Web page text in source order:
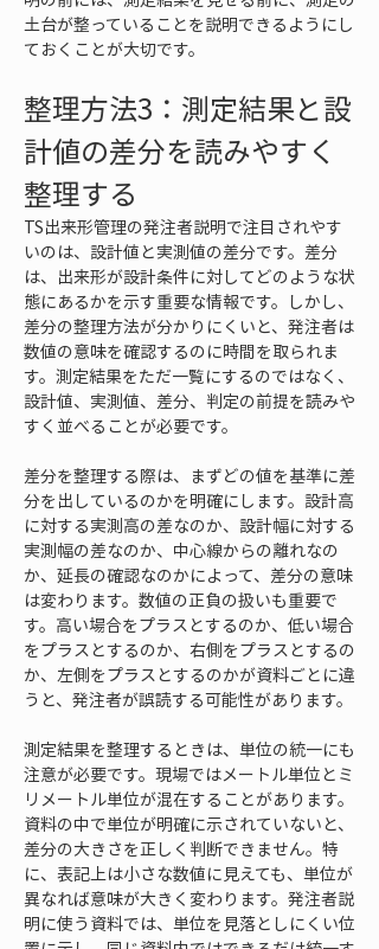
土台が整っていることを説明できるようにし
ておくことが大切です。
整理方法3：測定結果と設
計値の差分を読みやすく
整理する
TS出来形管理の発注者説明で注目されやす
いのは、設計値と実測値の差分です。差分
は、出来形が設計条件に対してどのような状
態にあるかを示す重要な情報です。しかし、
差分の整理方法が分かりにくいと、発注者は
数値の意味を確認するのに時間を取られま
す。測定結果をただ一覧にするのではなく、
設計値、実測値、差分、判定の前提を読みや
すく並べることが必要です。
差分を整理する際は、まずどの値を基準に差
分を出しているのかを明確にします。設計高
に対する実測高の差なのか、設計幅に対する
実測幅の差なのか、中心線からの離れなの
か、延長の確認なのかによって、差分の意味
は変わります。数値の正負の扱いも重要で
す。高い場合をプラスとするのか、低い場合
をプラスとするのか、右側をプラスとするの
か、左側をプラスとするのかが資料ごとに違
うと、発注者が誤読する可能性があります。
測定結果を整理するときは、単位の統一にも
注意が必要です。現場ではメートル単位とミ
リメートル単位が混在することがあります。
資料の中で単位が明確に示されていないと、
差分の大きさを正しく判断できません。特
に、表記上は小さな数値に見えても、単位が
異なれば意味が大きく変わります。発注者説
明に使う資料では、単位を見落としにくい位